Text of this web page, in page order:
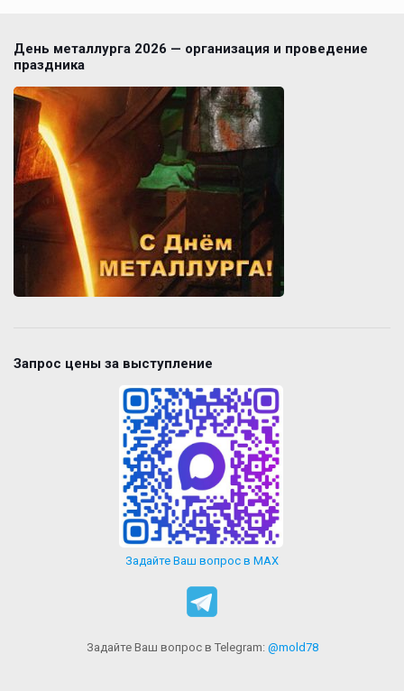
День металлурга 2026 — организация и проведение
праздника
Запрос цены за выступление
Задайте Ваш вопрос в MAX
Задайте Ваш вопрос в Telegram: @mold78